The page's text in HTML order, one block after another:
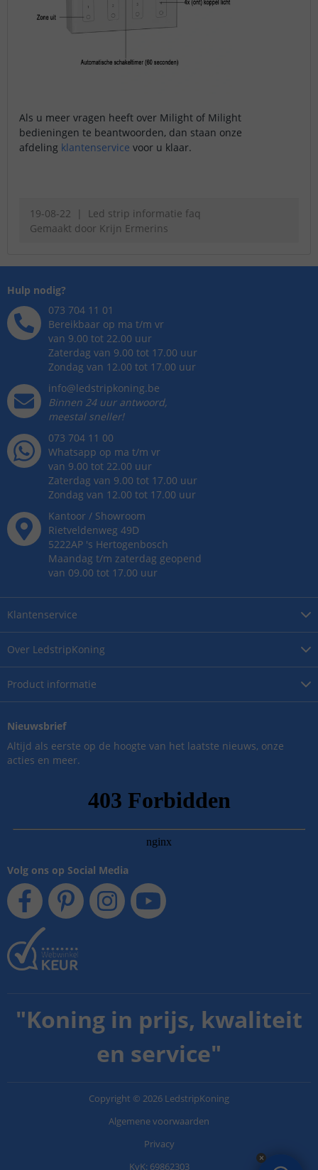
Als u meer vragen heeft over Milight of Milight
bedieningen te beantwoorden, dan staan onze
afdeling klantenservice voor u klaar.
19-08-22
Led strip informatie faq
Gemaakt door Krijn Ermerins
Over LedstripKoning
Product informatie
Klantenservice
Hulp nodig?
073 704 11 01
Bereikbaar op ma t/m vr
van 9.00 tot 22.00 uur
Zaterdag van 9.00 tot 17.00 uur
Zondag van 12.00 tot 17.00 uur
info@ledstripkoning.be
Binnen 24 uur antwoord,
meestal sneller!
073 704 11 00
Whatsapp op ma t/m vr
van 9.00 tot 22.00 uur
Zaterdag van 9.00 tot 17.00 uur
Zondag van 12.00 tot 17.00 uur
Kantoor / Showroom
Rietveldenweg 49D
5222AP 's Hertogenbosch
Maandag t/m zaterdag geopend
van 09.00 tot 17.00 uur
Nieuwsbrief
Altijd als eerste op de hoogte van het laatste nieuws, onze
acties en meer.
Volg ons op Social Media
"Koning in prijs, kwaliteit
en service"
Copyright © 2026 LedstripKoning
Algemene voorwaarden
Privacy
KvK: 69862303